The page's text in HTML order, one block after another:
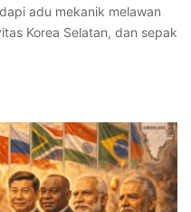
adu mekanik melawan
Korea Selatan, dan sepak